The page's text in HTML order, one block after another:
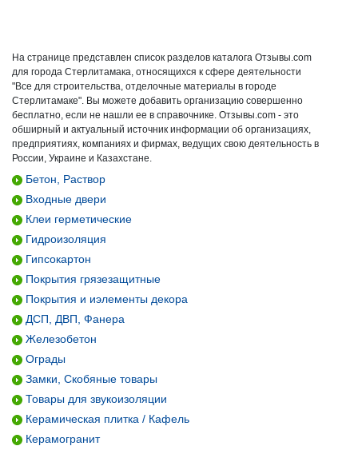
На странице представлен список разделов каталога Отзывы.com
для города Стерлитамака, относящихся к сфере деятельности
"Все для строительства, отделочные материалы в городе
Стерлитамаке". Вы можете добавить организацию совершенно
бесплатно, если не нашли ее в справочнике. Отзывы.com - это
обширный и актуальный источник информации об организациях,
предприятиях, компаниях и фирмах, ведущих свою деятельность в
России, Украине и Казахстане.
Бетон, Раствор
Входные двери
Клеи герметические
Гидроизоляция
Гипсокартон
Покрытия грязезащитные
Покрытия и иэлементы декора
ДСП, ДВП, Фанера
Железобетон
Ограды
Замки, Скобяные товары
Товары для звукоизоляции
Керамическая плитка / Кафель
Керамогранит